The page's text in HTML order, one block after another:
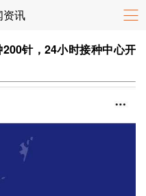
资讯
针，24小时接种中心开